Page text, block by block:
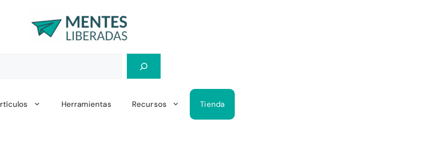
Herramientas Recursos Tienda